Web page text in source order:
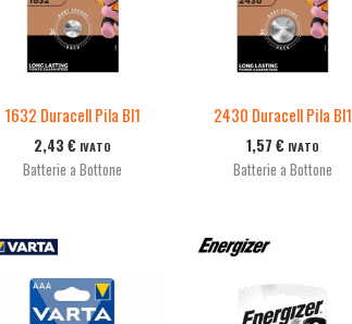
1632 Duracell Pila Bl1
2,43 € IVATO
Batterie a Bottone
2430 Duracell Pila Bl1
1,57 € IVATO
Batterie a Bottone